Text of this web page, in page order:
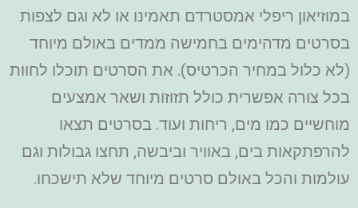
במוזיאון ריפלי אמסטרדם תאמינו או לא וגם לצפות
בסרטים מדהימים בחמישה ממדים באולם מיוחד
(לא כלול במחיר הכרטיס). את הסרטים תוכלו לחוות
בכל צורה אפשרית כולל תזוזות ושאר אמצעים
מוחשיים כמו מים, ריחות ועוד. בסרטים תצאו
להרפתקאות בים, באוויר וביבשה, תחצו גבולות וגם
עולמות והכל באולם סרטים מיוחד שלא תישכחו.